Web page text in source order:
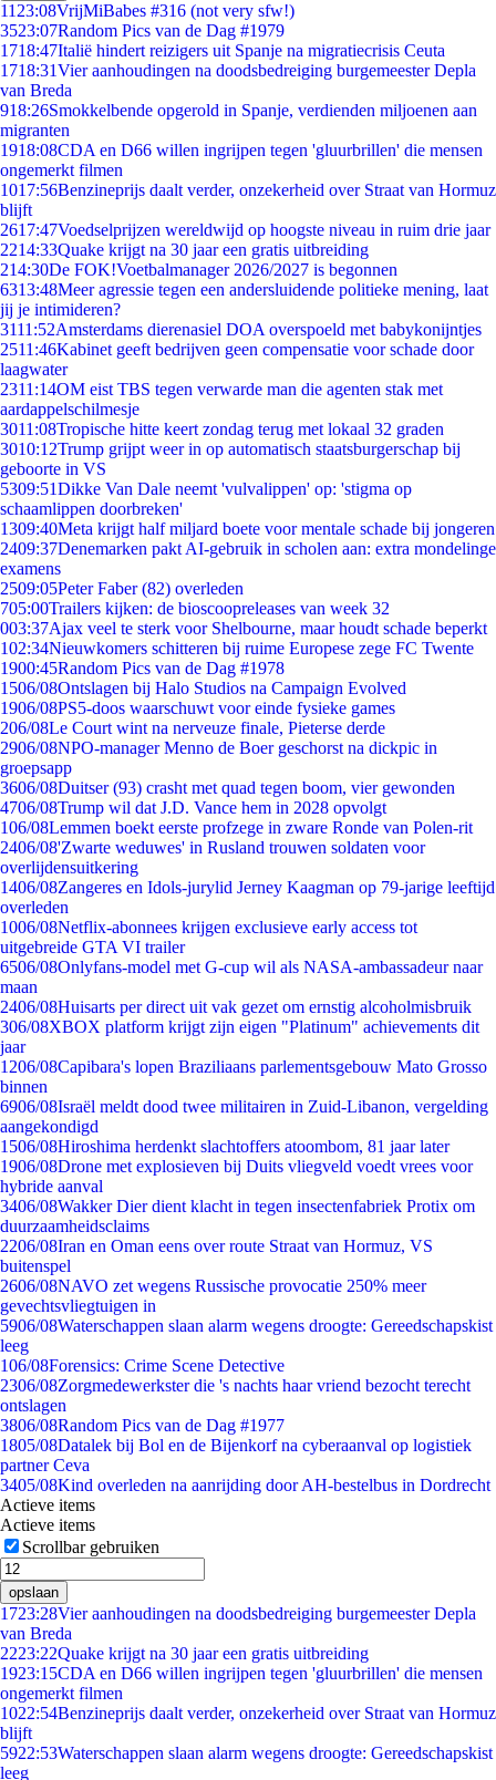
11 23:08VrijMiBabes #316 (not very sfw!)
3523:07Random Pics van de Dag #1979
1718:47Italië hindert reizigers uit Spanje na migratiecrisis Ceuta
1718:31Vier aanhoudingen na doodsbedreiging burgemeester Depla
van Breda
918:26Smokkelbende opgerold in Spanje, verdienden miljoenen aan
migranten
1918:08CDA en D66 willen ingrijpen tegen 'gluurbrillen' die mensen
ongemerkt filmen
1017:56Benzineprijs daalt verder, onzekerheid over Straat van Hormuz
blijft
2617:47Voedselprijzen wereldwijd op hoogste niveau in ruim drie jaar
2214:33Quake krijgt na 30 jaar een gratis uitbreiding
214:30De FOK!Voetbalmanager 2026/2027 is begonnen
6313:48Meer agressie tegen een andersluidende politieke mening, laat
jij je intimideren?
3111:52Amsterdams dierenasiel DOA overspoeld met babykonijntjes
2511:46Kabinet geeft bedrijven geen compensatie voor schade door
laagwater
2311:14OM eist TBS tegen verwarde man die agenten stak met
aardappelschilmesje
3011:08Tropische hitte keert zondag terug met lokaal 32 graden
3010:12Trump grijpt weer in op automatisch staatsburgerschap bij
geboorte in VS
5309:51Dikke Van Dale neemt 'vulvalippen' op: 'stigma op
schaamlippen doorbreken'
1309:40Meta krijgt half miljard boete voor mentale schade bij jongeren
2409:37Denemarken pakt AI-gebruik in scholen aan: extra mondelinge
examens
2509:05Peter Faber (82) overleden
705:00Trailers kijken: de bioscoopreleases van week 32
003:37Ajax veel te sterk voor Shelbourne, maar houdt schade beperkt
102:34Nieuwkomers schitteren bij ruime Europese zege FC Twente
1900:45Random Pics van de Dag #1978
1506/08Ontslagen bij Halo Studios na Campaign Evolved
1906/08PS5-doos waarschuwt voor einde fysieke games
206/08Le Court wint na nerveuze finale, Pieterse derde
2906/08NPO-manager Menno de Boer geschorst na dickpic in
groepsapp
3606/08Duitser (93) crasht met quad tegen boom, vier gewonden
4706/08Trump wil dat J.D. Vance hem in 2028 opvolgt
106/08Lemmen boekt eerste profzege in zware Ronde van Polen-rit
2406/08'Zwarte weduwes' in Rusland trouwen soldaten voor
overlijdensuitkering
1406/08Zangeres en Idols-jurylid Jerney Kaagman op 79-jarige leeftijd
overleden
1006/08Netflix-abonnees krijgen exclusieve early access tot
uitgebreide GTA VI trailer
6506/08Onlyfans-model met G-cup wil als NASA-ambassadeur naar
maan
2406/08Huisarts per direct uit vak gezet om ernstig alcoholmisbruik
306/08XBOX platform krijgt zijn eigen "Platinum" achievements dit
jaar
1206/08Capibara's lopen Braziliaans parlementsgebouw Mato Grosso
binnen
6906/08Israël meldt dood twee militairen in Zuid-Libanon, vergelding
aangekondigd
1506/08Hiroshima herdenkt slachtoffers atoombom, 81 jaar later
1906/08Drone met explosieven bij Duits vliegveld voedt vrees voor
hybride aanval
3406/08Wakker Dier dient klacht in tegen insectenfabriek Protix om
duurzaamheidsclaims
2206/08Iran en Oman eens over route Straat van Hormuz, VS
buitenspel
2606/08NAVO zet wegens Russische provocatie 250% meer
gevechtsvliegtuigen in
5906/08Waterschappen slaan alarm wegens droogte: Gereedschapskist
leeg
106/08Forensics: Crime Scene Detective
2306/08Zorgmedewerkster die 's nachts haar vriend bezocht terecht
ontslagen
3806/08Random Pics van de Dag #1977
1805/08Datalek bij Bol en de Bijenkorf na cyberaanval op logistiek
partner Ceva
3405/08Kind overleden na aanrijding door AH-bestelbus in Dordrecht
Actieve items
Actieve items
Scrollbar gebruiken
opslaan
1723:28Vier aanhoudingen na doodsbedreiging burgemeester Depla
van Breda
2223:22Quake krijgt na 30 jaar een gratis uitbreiding
1923:15CDA en D66 willen ingrijpen tegen 'gluurbrillen' die mensen
ongemerkt filmen
1022:54Benzineprijs daalt verder, onzekerheid over Straat van Hormuz
blijft
5922:53Waterschappen slaan alarm wegens droogte: Gereedschapskist
leeg